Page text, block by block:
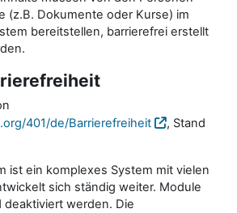
(z.B. Dokumente oder Kurse) im
bereitstellen, barrierefrei erstellt
401/de/Barrierefreiheit
, Stand
ist ein komplexes System mit vielen
sich ständig weiter. Module
werden. Die